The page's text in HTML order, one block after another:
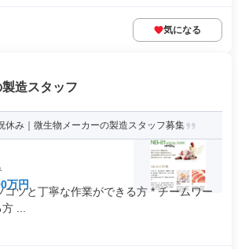
気になる
造スタッフ
休み｜微生物メーカーの製造スタッフ募集
万円
コツと丁寧な作業ができる方 * チームワー
...